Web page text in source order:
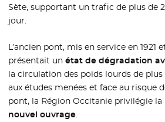
Sète, supportant un trafic de plus de
jour.
L’ancien pont, mis en service en 1921
présentait unétat de dégradation
la circulation des poids lourds de plus
aux études menées et face au risque
pont, la Région Occitanie privilégie la
nouvel ouvrage.